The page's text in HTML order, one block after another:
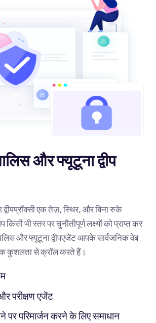
और फ्यूटूना द्वीप
एक तेज़, स्थिर, और बिना रुके
भी स्तर पर चुनौतीपूर्ण लक्ष्यों को प्राप्त कर
और फ्यूटूना द्वीपएजेंट आपके सार्वजनिक वेब
कुशलता से क्रॉल करते हैं।
परीक्षण एजेंट
पर परिमार्जन करने के लिए समाधान